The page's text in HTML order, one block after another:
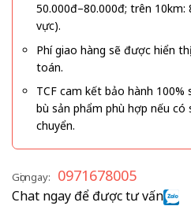
50.000đ–80.000đ; trên 10km:
vực).
Phí giao hàng sẽ được hiển
toán.
TCF cam kết bảo hành
bù sản phẩm phù hợp nếu
chuyển.
Gọi ngay: 0971678005
Chat ngay để được tư vấn